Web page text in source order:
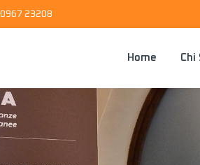
23208
Home Chi